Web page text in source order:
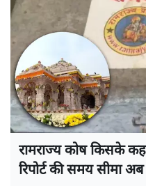
रामराज्य कोष किसके
रिपोर्ट की समय सीमा